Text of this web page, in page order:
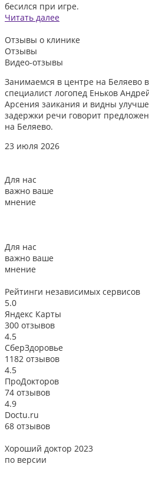
бесился при игре.
Читать далее
Отзывы о клинике
Отзывы
Видео-отзывы
Занимаемся в центре на Беляево
специалист логопед Еньков
Арсения заикания и видны
задержки речи говорит
на Беляево.
23 июля 2026
Для нас
важно ваше
мнение
Для нас
важно ваше
мнение
Рейтинги независимых сервисов
5.0
Яндекс Карты
300 отзывов
4.5
СберЗдоровье
1182 отзывов
4.5
ПроДокторов
74 отзывов
4.9
Doctu.ru
68 отзывов
Хороший доктор 2023
по версии